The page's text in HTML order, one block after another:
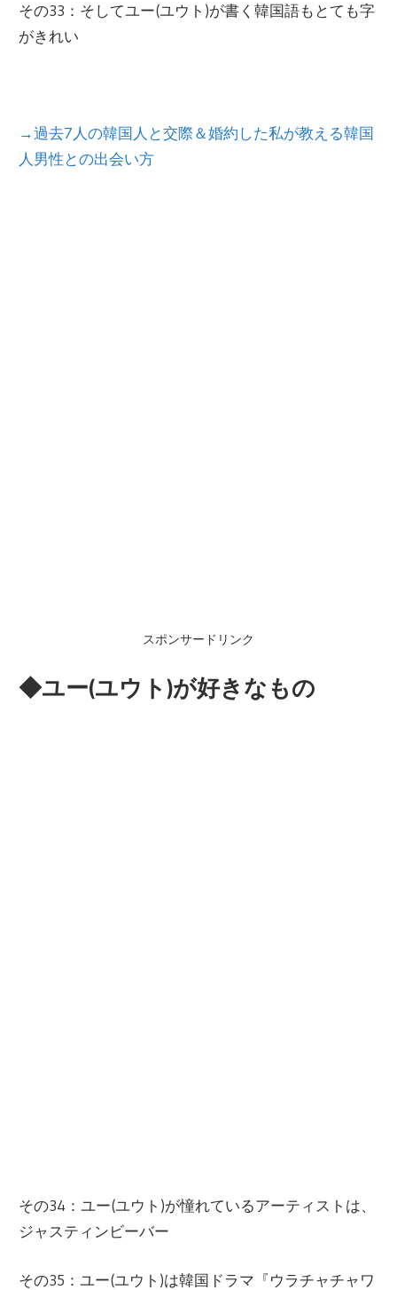
その33：そしてユー(ユウト)が書く韓国語もとても字
がきれい
→過去7人の韓国人と交際＆婚約した私が教える韓国
人男性との出会い方
スポンサードリンク
◆ユー(ユウト)が好きなもの
その34：ユー(ユウト)が憧れているアーティストは、
ジャスティンビーバー
その35：ユー(ユウト)は韓国ドラマ『ウラチャチャワ